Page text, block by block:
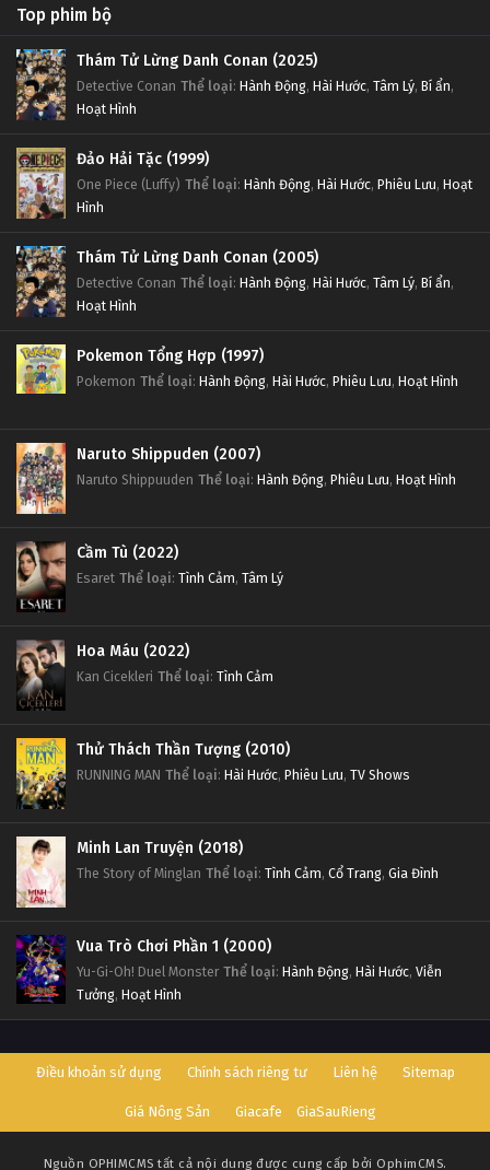
Top phim bộ
Thám Tử Lừng Danh Conan (2025)
Detective Conan Thể loại: Hành Động, Hài Hước, Tâm Lý, Bí ẩn,
Hoạt Hình
Đảo Hải Tặc (1999)
One Piece (Luffy) Thể loại: Hành Động, Hài Hước, Phiêu Lưu, Hoạt
Hình
Thám Tử Lừng Danh Conan (2005)
Detective Conan Thể loại: Hành Động, Hài Hước, Tâm Lý, Bí ẩn,
Hoạt Hình
Pokemon Tổng Hợp (1997)
Pokemon Thể loại: Hành Động, Hài Hước, Phiêu Lưu, Hoạt Hình
Naruto Shippuden (2007)
Naruto Shippuuden Thể loại: Hành Động, Phiêu Lưu, Hoạt Hình
Cầm Tù (2022)
Esaret Thể loại: Tình Cảm, Tâm Lý
Hoa Máu (2022)
Kan Cicekleri Thể loại: Tình Cảm
Thử Thách Thần Tượng (2010)
RUNNING MAN Thể loại: Hài Hước, Phiêu Lưu, TV Shows
Minh Lan Truyện (2018)
The Story of Minglan Thể loại: Tình Cảm, Cổ Trang, Gia Đình
Vua Trò Chơi Phần 1 (2000)
Yu-Gi-Oh! Duel Monster Thể loại: Hành Động, Hài Hước, Viễn
Tưởng, Hoạt Hình
Điều khoản sử dụng Chính sách riêng tư Liên hệ Sitemap
Giá Nông Sản Giacafe GiaSauRieng
Nguồn OPHIMCMS tất cả nội dung được cung cấp bởi OphimCMS.